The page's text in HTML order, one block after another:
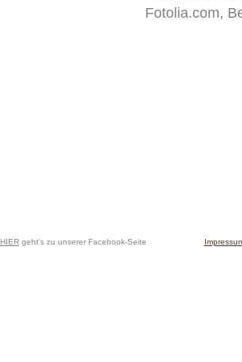
Fotolia.com,
HIERgeht's zu unserer Facebook-Seite